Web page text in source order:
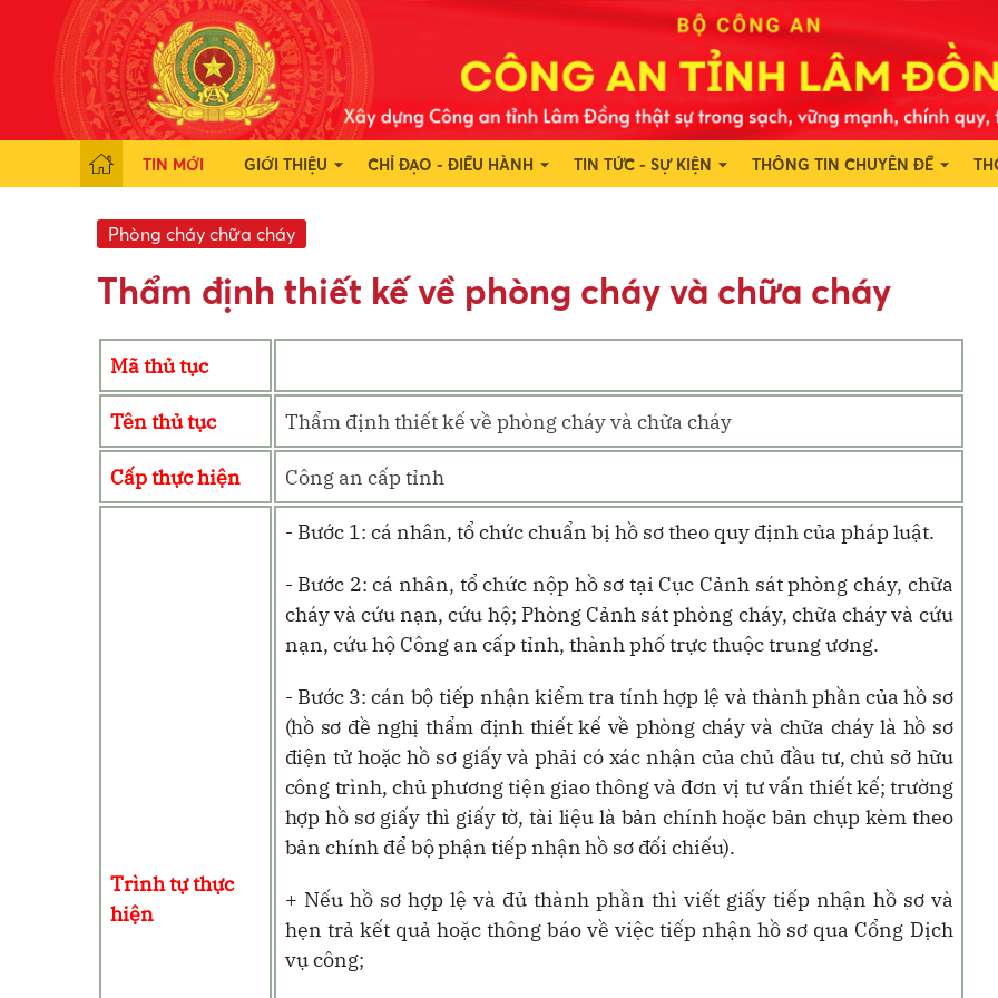
TIN MỚI GIỚI THIỆU CHỈ ĐẠO - ĐIỀU HÀNH TIN TỨC - SỰ KIỆN THÔNG TIN CHUYÊN ĐỀ
Phòng cháy chữa cháy
Thẩm định thiết kế về phòng cháy và chữa cháy
Mã thủ tục
Tên thủ tục Thẩm định thiết kế về phòng cháy và chữa cháy
Cấp thực hiện Công an cấp tỉnh
Trình tự thực
hiện
- Bước 1: cá nhân, tổ chức chuẩn bị hồ sơ theo quy định của pháp luật.
- Bước 2: cá nhân, tổ chức nộp hồ sơ tại Cục Cảnh sát phòng cháy, chữa
cháy và cứu nạn, cứu hộ; Phòng Cảnh sát phòng cháy, chữa cháy và cứu
nạn, cứu hộ Công an cấp tỉnh, thành phố trực thuộc trung ương.
- Bước 3: cán bộ tiếp nhận kiểm tra tính hợp lệ và thành phần của hồ sơ
(hồ sơ đề nghị thẩm định thiết kế về phòng cháy và chữa cháy là hồ sơ
điện tử hoặc hồ sơ giấy và phải có xác nhận của chủ đầu tư, chủ sở hữu
công trình, chủ phương tiện giao thông và đơn vị tư vấn thiết kế; trường
hợp hồ sơ giấy thì giấy tờ, tài liệu là bản chính hoặc bản chụp kèm theo
bản chính để bộ phận tiếp nhận hồ sơ đối chiếu).
+ Nếu hồ sơ hợp lệ và đủ thành phần thì viết giấy tiếp nhận hồsơ và
hẹn trả kết quả hoặc thông báo về việc tiếp nhận hồ sơ qua Cổng Dịch
vụ công;